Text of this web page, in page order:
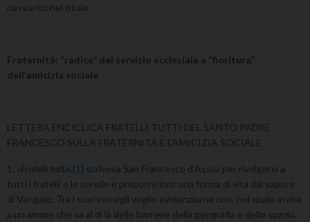
riassunto nel titolo:
Fraternità: “radice” del servizio ecclesiale e “fioritura”
dell’amicizia sociale
LETTERA ENCICLICA FRATELLI TUTTI DEL SANTO PADRE
FRANCESCO SULLA FRATERNITÀ E L’AMICIZIA SOCIALE
1. «Fratelli tutti», [1] scriveva San Francesco d’Assisi per rivolgersi a
tutti i fratelli e le sorelle e proporre loro una forma di vita dal sapore
di Vangelo. Tra i suoi consigli voglio evidenziarne uno, nel quale invita
a un amore che va al di là delle barriere della geografia e dello spazio.